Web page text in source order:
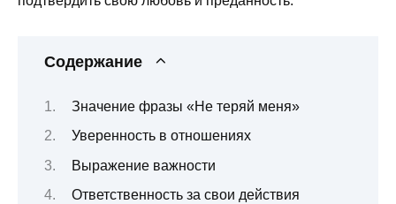
Содержание
Значение фразы «Не теряй меня»
Уверенность в отношениях
Выражение важности
Ответственность за свои действия